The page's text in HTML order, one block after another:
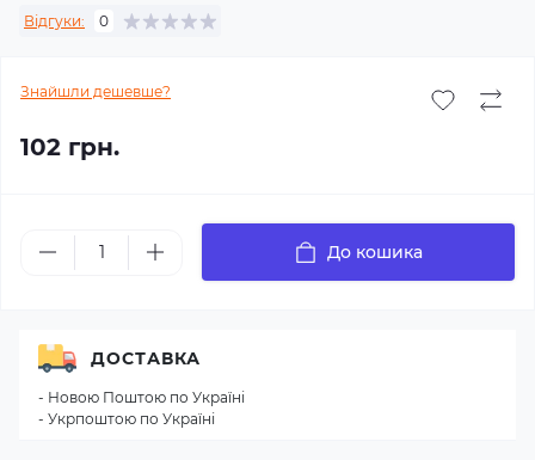
Відгуки: 0
Знайшли дешевше?
102 грн.
До кошика
ДОСТАВКА
- Новою Поштою по Україні
- Укрпоштою по Україні